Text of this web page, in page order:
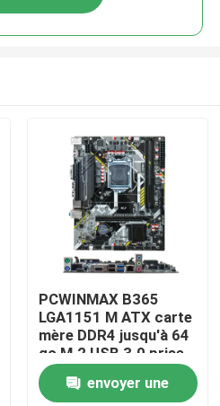
PCWINMAX B365
LGA1151 M ATX carte
mère DDR4 jusqu'à 64
go M.2 USB 3.0 prise
en charge des
processeurs 8e 9e
envoyer une